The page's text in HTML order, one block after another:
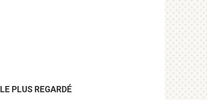
LE PLUS REGARDÉ